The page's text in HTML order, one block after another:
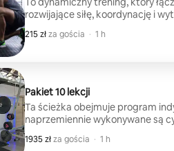
rozwijające siłę, koordynację i
wsparciu trenera sportowego i z
metodologii mających na celu
215 zł za gościa
215 zł za gościa
, · 1 h
Pakiet 10 lekcji
Ta ścieżka obejmuje program
naprzemiennie wykonywane są
zwiększające napięcie
mające na celu poprawę
1935 zł za gościa
1935 zł za gościa
, · 1 h